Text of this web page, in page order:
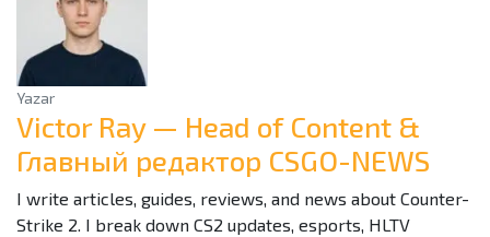
Yazar
Victor Ray — Head of Content &
Главный редактор CSGO-NEWS
I write articles, guides, reviews, and news about Counter-
Strike 2. I break down CS2 updates, esports, HLTV